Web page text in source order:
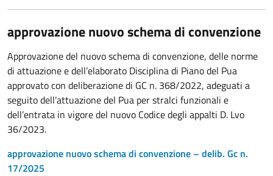
approvazione nuovo schema di convenzione
Approvazione del nuovo schema di convenzione, delle norme
di attuazione e dell’elaborato Disciplina di Piano del Pua
approvato con deliberazione di GC n. 368/2022, adeguati a
seguito dell’attuazione del Pua per stralci funzionali e
dell’entrata in vigore del nuovo Codice degli appalti D. Lvo
36/2023.
approvazione nuovo schema di convenzione – delib. Gc n.
17/2025